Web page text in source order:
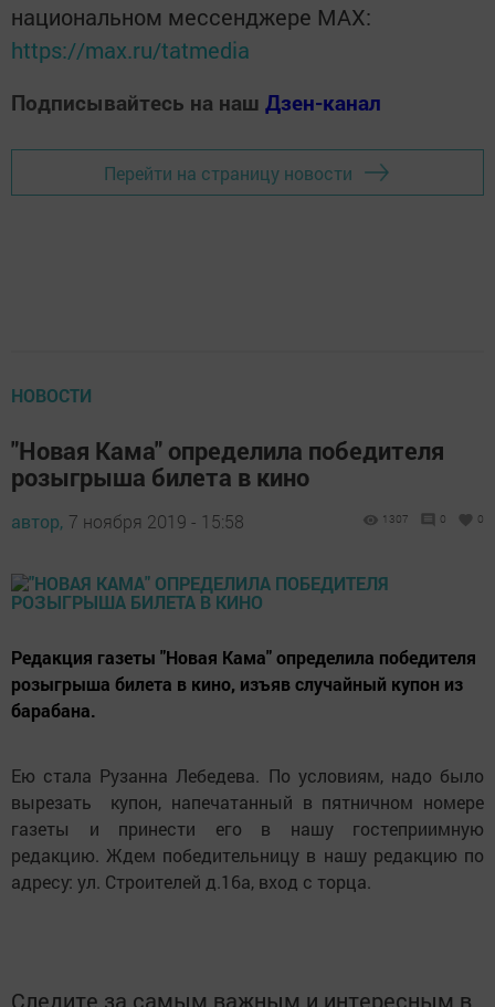
национальном мессенджере MАХ:
https://max.ru/tatmedia
Подписывайтесь на наш Дзен-канал
Перейти на страницу новости
НОВОСТИ
"Новая Кама" определила победителя
розыгрыша билета в кино
автор, 7 ноября 2019 - 15:58 1307 0 0
Редакция газеты "Новая Кама" определила победителя
розыгрыша билета в кино, изъяв случайный купон из
барабана.
Ею стала Рузанна Лебедева. По условиям, надо было
вырезать купон, напечатанный в пятничном номере
газеты и принести его в нашу гостеприимную
редакцию. Ждем победительницу в нашу редакцию по
адресу: ул. Строителей д.16а, вход с торца.
Следите за самым важным и интересным в